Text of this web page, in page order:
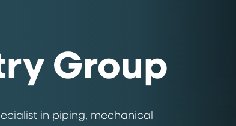
Group
in piping, mechanical